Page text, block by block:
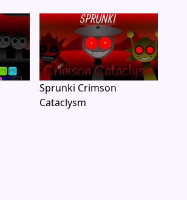
Sprunki Crimson
Cataclysm